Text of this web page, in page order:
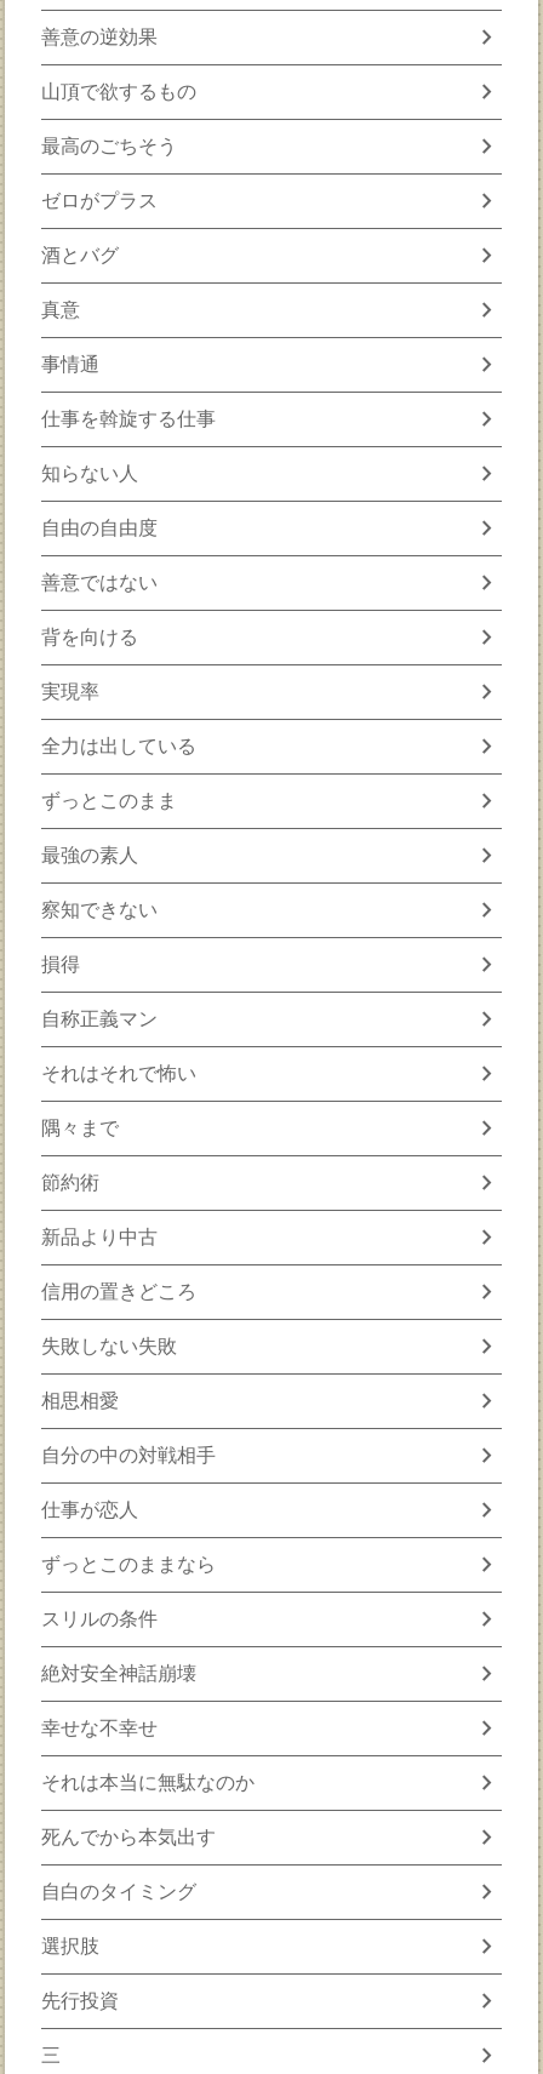
善意の逆効果 chevron_right
山頂で欲するもの chevron_right
最高のごちそう chevron_right
ゼロがプラス chevron_right
酒とバグ chevron_right
真意 chevron_right
事情通 chevron_right
仕事を斡旋する仕事 chevron_right
知らない人 chevron_right
自由の自由度 chevron_right
善意ではない chevron_right
背を向ける chevron_right
実現率 chevron_right
全力は出している chevron_right
ずっとこのまま chevron_right
最強の素人 chevron_right
察知できない chevron_right
損得 chevron_right
自称正義マン chevron_right
それはそれで怖い chevron_right
隅々まで chevron_right
節約術 chevron_right
新品より中古 chevron_right
信用の置きどころ chevron_right
失敗しない失敗 chevron_right
相思相愛 chevron_right
自分の中の対戦相手 chevron_right
仕事が恋人 chevron_right
ずっとこのままなら chevron_right
スリルの条件 chevron_right
絶対安全神話崩壊 chevron_right
幸せな不幸せ chevron_right
それは本当に無駄なのか chevron_right
死んでから本気出す chevron_right
自白のタイミング chevron_right
選択肢 chevron_right
先行投資 chevron_right
三 chevron_right